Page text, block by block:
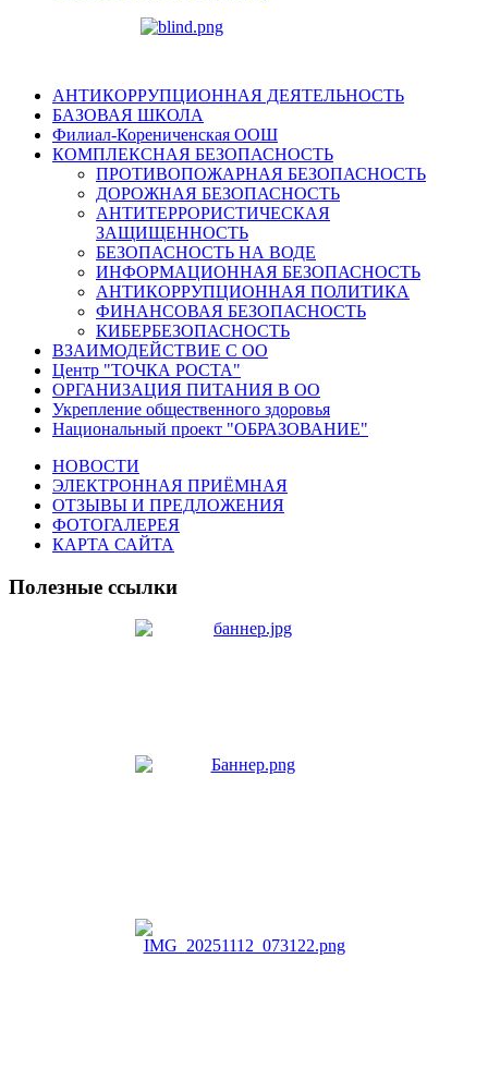
АНТИКОРРУПЦИОННАЯ ДЕЯТЕЛЬНОСТЬ
БАЗОВАЯ ШКОЛА
Филиал-Корениченская ООШ
КОМПЛЕКСНАЯ БЕЗОПАСНОСТЬ
ПРОТИВОПОЖАРНАЯ БЕЗОПАСНОСТЬ
ДОРОЖНАЯ БЕЗОПАСНОСТЬ
АНТИТЕРРОРИСТИЧЕСКАЯ
ЗАЩИЩЕННОСТЬ
БЕЗОПАСНОСТЬ НА ВОДЕ
ИНФОРМАЦИОННАЯ БЕЗОПАСНОСТЬ
АНТИКОРРУПЦИОННАЯ ПОЛИТИКА
ФИНАНСОВАЯ БЕЗОПАСНОСТЬ
КИБЕРБЕЗОПАСНОСТЬ
ВЗАИМОДЕЙСТВИЕ С ОО
Центр "ТОЧКА РОСТА"
ОРГАНИЗАЦИЯ ПИТАНИЯ В ОО
Укрепление общественного здоровья
Национальный проект "ОБРАЗОВАНИЕ"
НОВОСТИ
ЭЛЕКТРОННАЯ ПРИЁМНАЯ
ОТЗЫВЫ И ПРЕДЛОЖЕНИЯ
ФОТОГАЛЕРЕЯ
КАРТА САЙТА
Полезные ссылки